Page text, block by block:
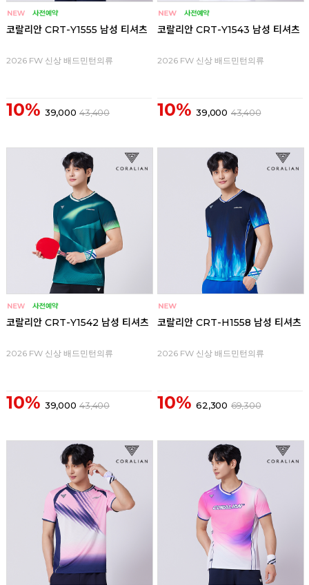
코랄리안 CRT-Y1555 남성 티셔츠
2026 FW 신상 배드민턴의류
10% 39,000 43,400
코랄리안 CRT-Y1543 남성 티셔츠
2026 FW 신상 배드민턴의류
10% 39,000 43,400
코랄리안 CRT-Y1542 남성 티셔츠
2026 FW 신상 배드민턴의류
10% 39,000 43,400
코랄리안 CRT-H1558 남성 티셔츠
2026 FW 신상 배드민턴의류
10% 62,300 69,300